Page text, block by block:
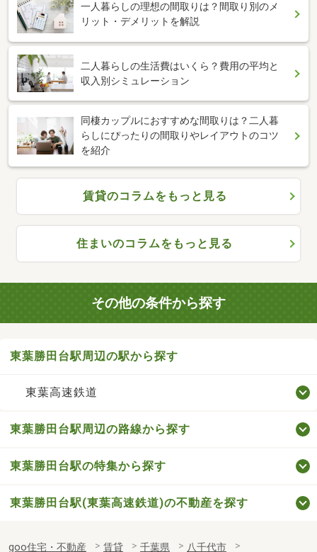
一人暮らしの理想の間取りは？間取り別のメ
リット・デメリットを解説
二人暮らしの生活費はいくら？費用の平均と
収入別シミュレーション
同棲カップルにおすすめな間取りは？二人暮
らしにぴったりの間取りやレイアウトのコツ
を紹介
賃貸のコラムをもっと見る
住まいのコラムをもっと見る
その他の条件から探す
東葉勝田台駅周辺の駅から探す
東葉高速鉄道
東葉勝田台駅周辺の路線から探す
東葉勝田台駅の特集から探す
東葉勝田台駅(東葉高速鉄道)の不動産を探す
goo住宅・不動産 賃貸 千葉県
八千代市